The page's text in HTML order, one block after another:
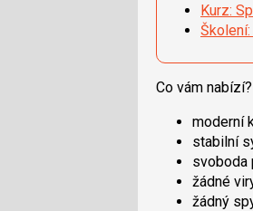
Kurz:
Co vám nabízí?
moderní
stabilní
svoboda
žádné
žádný